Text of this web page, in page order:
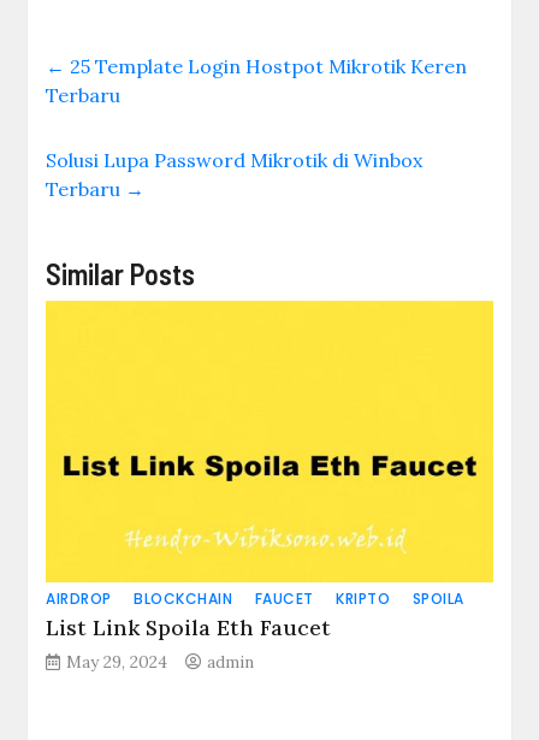
← 25 Template Login Hostpot Mikrotik Keren
Terbaru
Solusi Lupa Password Mikrotik di Winbox
Terbaru →
Similar Posts
AIRDROP BLOCKCHAIN FAUCET KRIPTO SPOILA
List Link Spoila Eth Faucet
May 29, 2024 admin